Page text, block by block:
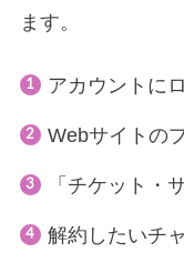
ます。
アカウントに
Webサイトの
「チケット・
解約したいチ